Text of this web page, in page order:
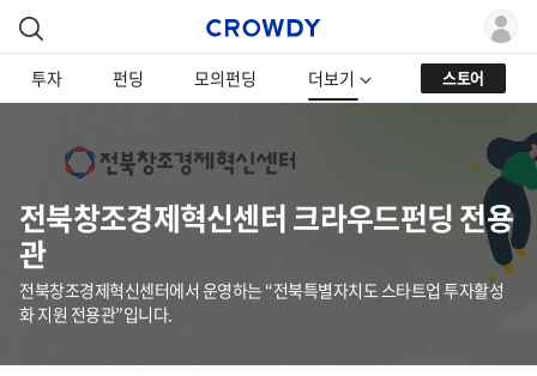
투자 펀딩 모의펀딩 더보기 스토어
전북창조경제혁신센터 크라우드펀딩 전용
관
전북창조경제혁신센터에서 운영하는 “전북특별자치도 스타트업 투자활성
화 지원 전용관”입니다.